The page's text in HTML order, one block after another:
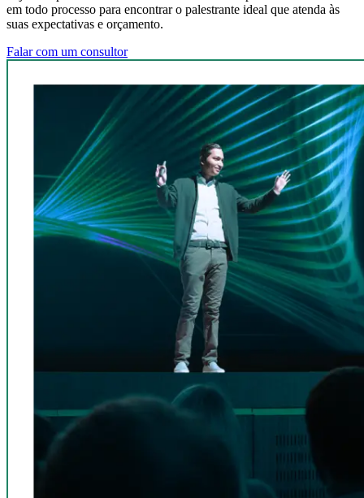
em todo processo para encontrar o palestrante ideal que atenda às
suas expectativas e orçamento.
Falar com um consultor